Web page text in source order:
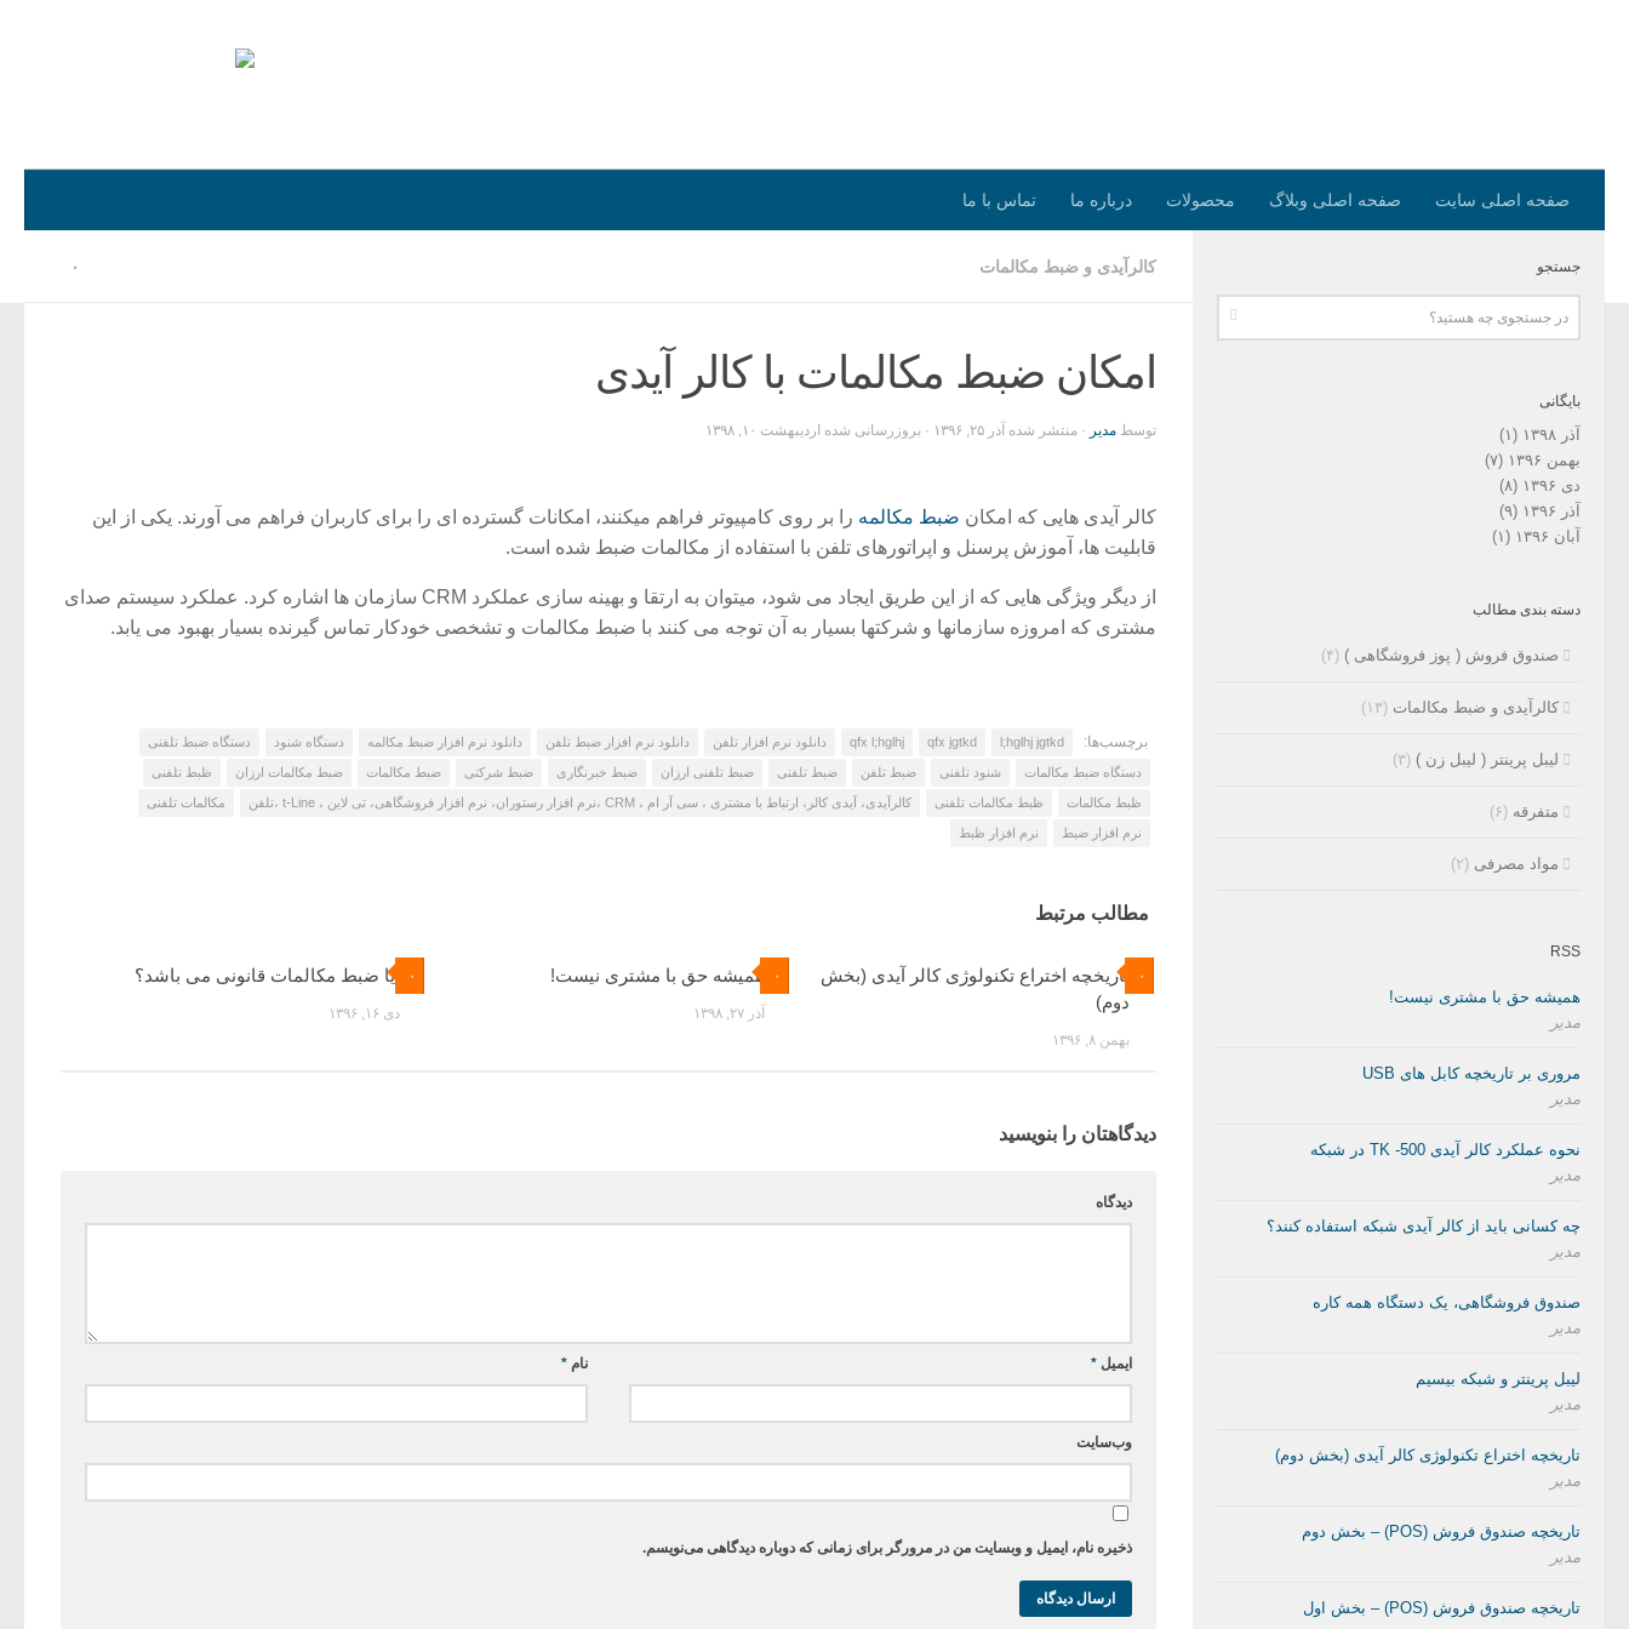
صفحه اصلی سایت صفحه اصلی وبلاگ محصولات درباره ما تماس با ما
کالرآیدی و ضبط مکالمات ۰
امکان ضبط مکالمات با کالر آیدی
توسط مدیر · منتشر شده آذر ۲۵, ۱۳۹۶ · بروزرسانی شده اردیبهشت ۱۰, ۱۳۹۸
کالر آیدی هایی که امکان ضبط مکالمه را بر روی کامپیوتر فراهم میکنند، امکانات گسترده ای را برای کاربران فراهم می آورند. یکی از این
قابلیت ها، آموزش پرسنل و اپراتورهای تلفن با استفاده از مکالمات ضبط شده است.
از دیگر ویژگی هایی که از این طریق ایجاد می شود، میتوان به ارتقا و بهینه سازی عملکرد CRM سازمان ها اشاره کرد. عملکرد سیستم صدای
مشتری که امروزه سازمانها و شرکتها بسیار به آن توجه می کنند با ضبط مکالمات و تشخصی خودکار تماس گیرنده بسیار بهبود می یابد.
برچسب‌ها: l;hglhj jgtkd
qfx jgtkd
qfx l;hglhj دانلود نرم افزار تلفن دانلود نرم افزار ضبط تلفن دانلود نرم افزار ضبط مکالمه دستگاه شنود دستگاه ضبط تلفنی
دستگاه ضبط مکالمات شنود تلفنی ضبط تلفن ضبط تلفنی ضبط تلفنی ارزان ضبط خبرنگاری ضبط شرکتی ضبط مکالمات ضبط مکالمات ارزان ظبط تلفنی
ظبط مکالمات ظبط مکالمات تلفنی کالرآیدی، آیدی کالر، ارتباط با مشتری ، سی آر ام ، CRM ،نرم افزار رستوران، نرم افزار فروشگاهی، تی لاین ، t-Line ،تلفن مکالمات تلفنی
نرم افزار ضبط نرم افزار ظبط
مطالب مرتبط
۰ آیا ضبط مکالمات قانونی می باشد؟‎
دی ۱۶, ۱۳۹۶
۰ همیشه حق با مشتری نیست!
آذر ۲۷, ۱۳۹۸
۰
تاریخچه اختراع تکنولوژی کالر آیدی (بخش
دوم)
بهمن ۸, ۱۳۹۶
دیدگاهتان را بنویسید
دیدگاه
نام* ایمیل *
وب‌سایت
ذخیره نام، ایمیل و وبسایت من در مرورگر برای زمانی که دوباره دیدگاهی می‌نویسم.
جستجو
بایگانی
آذر ۱۳۹۸
(۱)
بهمن ۱۳۹۶
(۷)
دی ۱۳۹۶
(۸)
آذر ۱۳۹۶
(۹)
آبان ۱۳۹۶
(۱)
دسته بندی مطالب
صندوق فروش ( پوز فروشگاهی ) (۴)
کالرآیدی و ضبط مکالمات (۱۳)
لیبل پرینتر ( لیبل زن ) (۳)
متفرقه (۶)
مواد مصرفی (۲)
RSS
همیشه حق با مشتری نیست!
مدیر
مروری بر تاریخچه کابل های USB
مدیر
نحوه عملکرد کالر آیدی TK -500 در شبکه
مدیر
چه کسانی باید از کالر آیدی شبکه استفاده کنند؟
مدیر
صندوق فروشگاهی، یک دستگاه همه کاره
مدیر
لیبل پرینتر و شبکه بیسیم
مدیر
تاریخچه اختراع تکنولوژی کالر آیدی (بخش دوم)
مدیر
تاریخچه صندوق فروش (POS) – بخش دوم
مدیر
تاریخچه صندوق فروش (POS) – بخش اول